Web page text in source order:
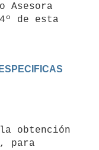
Asesora
de esta
para